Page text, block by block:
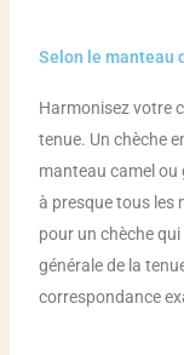
Selon le manteau
Harmonisez votre
tenue. Un chèche
manteau camel ou
à presque tous les
pour un chèche
générale de la
correspondance